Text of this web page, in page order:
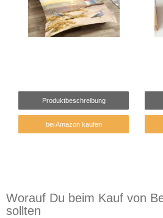
Produktbeschreibung
bei Amazon kaufen
Worauf Du beim Kauf von
sollten